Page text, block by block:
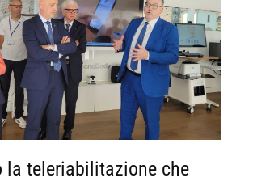
la teleriabilitazione che